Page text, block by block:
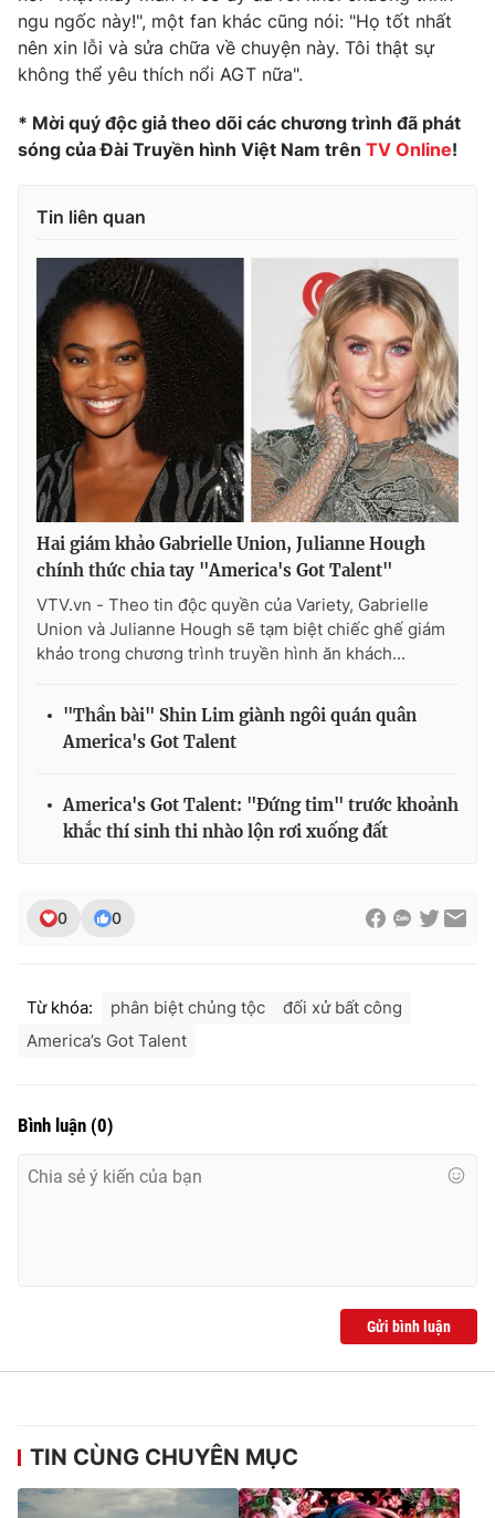
ngu ngốc này!", một fan khác cũng nói: "Họ tốt nhất
nên xin lỗi và sửa chữa về chuyện này. Tôi thật sự
không thể yêu thích nổi AGT nữa".
* Mời quý độc giả theo dõi các chương trình đã phát
sóng của Đài Truyền hình Việt Nam trên TV Online!
Tin liên quan
Hai giám khảo Gabrielle Union, Julianne Hough
chính thức chia tay "America's Got Talent"
VTV.vn - Theo tin độc quyền của Variety, Gabrielle
Union và Julianne Hough sẽ tạm biệt chiếc ghế giám
khảo trong chương trình truyền hình ăn khách...
"Thần bài" Shin Lim giành ngôi quán quân
America's Got Talent
America's Got Talent: "Đứng tim" trước khoảnh
khắc thí sinh thi nhào lộn rơi xuống đất
0 0
Từ khóa: phân biệt chủng tộc
đối xử bất công
America’s Got Talent
Bình luận (0)
Gửi bình luận
TIN CÙNG CHUYÊN MỤC